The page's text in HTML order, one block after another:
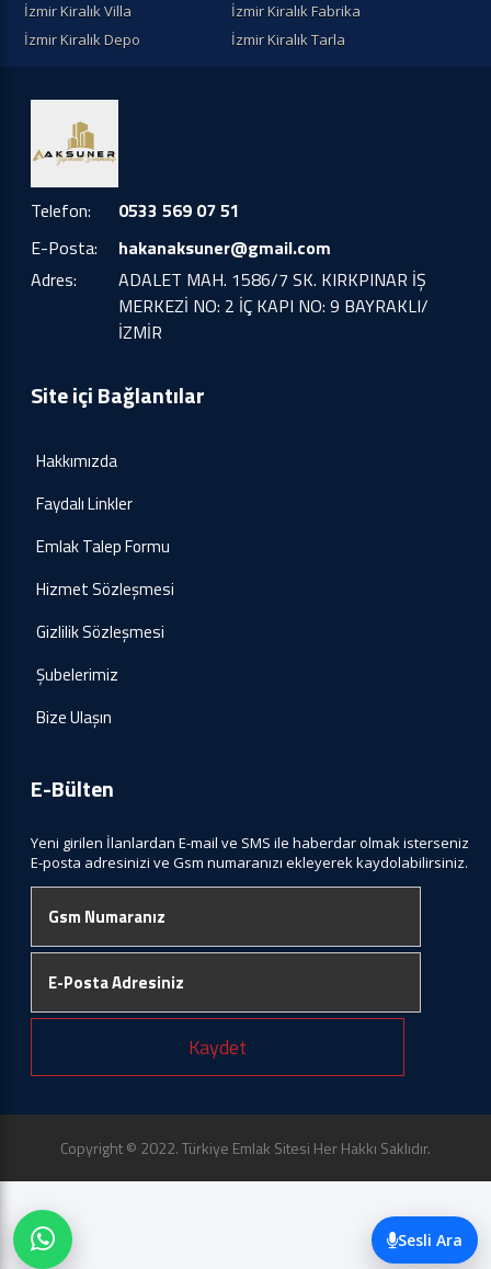
İzmir Kiralık Villa
İzmir Kiralık Fabrika
İzmir Kiralık Depo
İzmir Kiralık Tarla
Telefon:
0533 569 07 51
E-Posta:
hakanaksuner@gmail.com
Adres:
ADALET MAH. 1586/7 SK. KIRKPINAR İŞ
MERKEZİ NO: 2 İÇ KAPI NO: 9 BAYRAKLI/
İZMİR
Site içi Bağlantılar
Hakkımızda
Faydalı Linkler
Emlak Talep Formu
Hizmet Sözleşmesi
Gizlilik Sözleşmesi
Şubelerimiz
Bize Ulaşın
E-Bülten
Yeni girilen İlanlardan E-mail ve SMS ile haberdar olmak isterseniz
E-posta adresinizi ve Gsm numaranızı ekleyerek kaydolabilirsiniz.
Kaydet
Copyright © 2022. Türkiye Emlak Sitesi Her Hakkı Saklıdır.
Sesli Ara